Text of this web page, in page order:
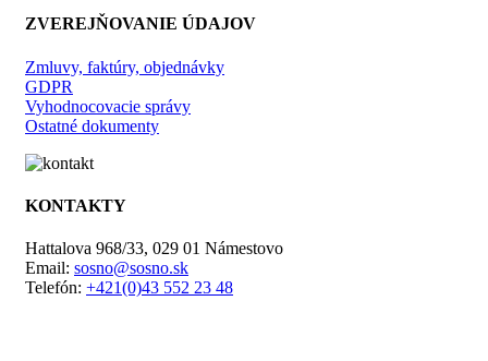
ZVEREJŇOVANIE ÚDAJOV
Zmluvy, faktúry, objednávky
GDPR
Vyhodnocovacie správy
Ostatné dokumenty
KONTAKTY
Hattalova 968/33, 029 01 Námestovo
Email: sosno@sosno.sk
Telefón: +421(0)43 552 23 48